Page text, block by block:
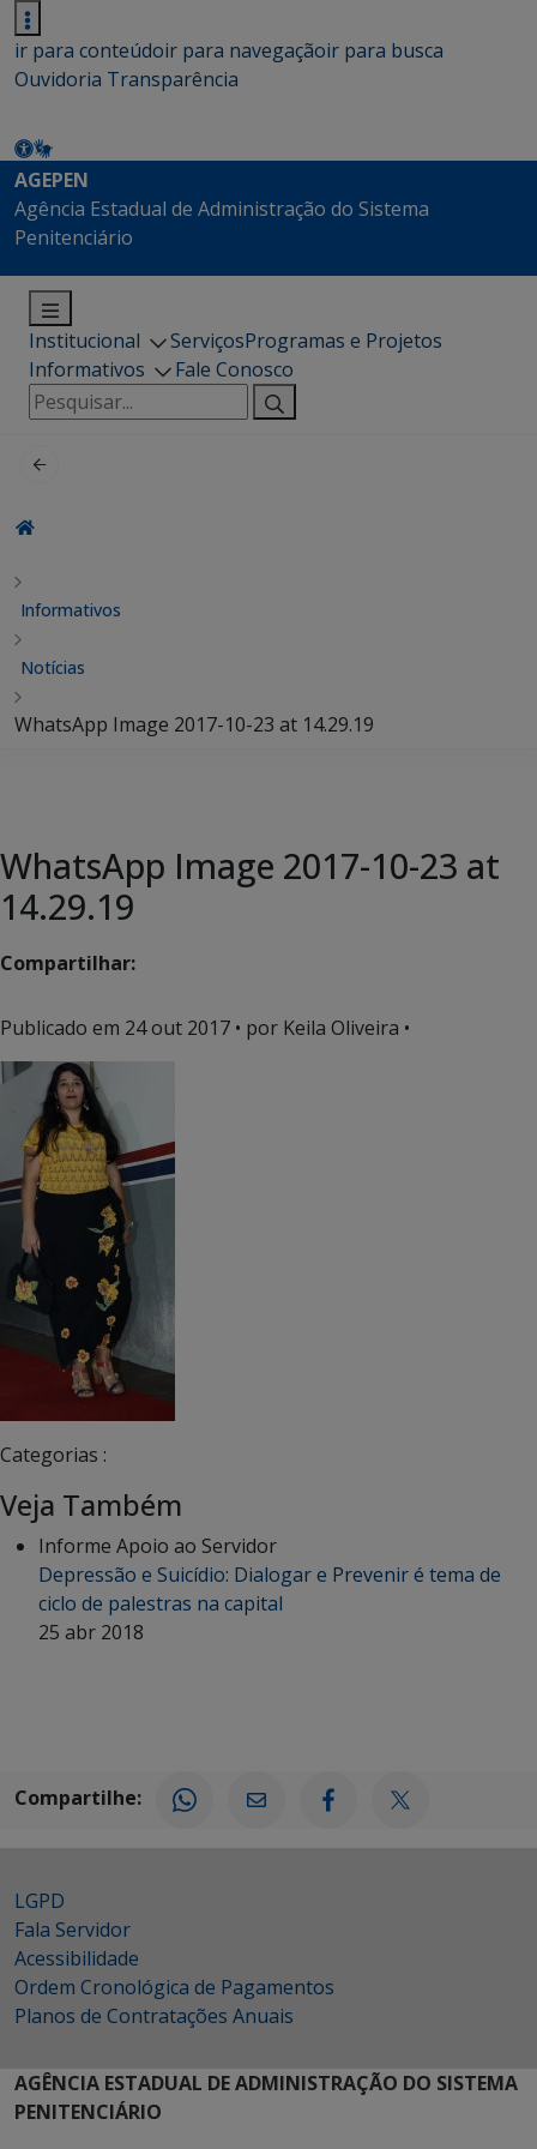
ir para conteúdoir para navegaçãoir para busca
Ouvidoria Transparência
AGEPEN
Agência Estadual de Administração do Sistema
Penitenciário
Institucional ServiçosProgramas e Projetos
Informativos
Fale Conosco
Pesquisar
por:
Informativos
Notícias
WhatsApp Image 2017-10-23 at 14.29.19
WhatsApp Image 2017-10-23 at
14.29.19
Compartilhar:
Publicado em 24 out 2017 • por Keila Oliveira •
Categorias :
Veja Também
Informe Apoio ao Servidor
Depressão e Suicídio: Dialogar e Prevenir é tema de
ciclo de palestras na capital
25 abr 2018
Compartilhe:
LGPD
Fala Servidor
Acessibilidade
Ordem Cronológica de Pagamentos
Planos de Contratações Anuais
AGÊNCIA ESTADUAL DE ADMINISTRAÇÃO DO SISTEMA
PENITENCIÁRIO